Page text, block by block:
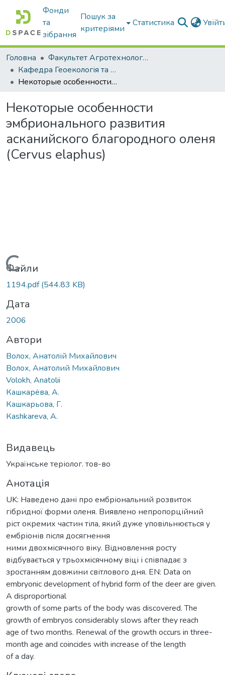
Фонди
та
зібрання
Пошук за
критеріями
Статистика
Головна
Факультет Агротехнологій та екології
Кафедра Геоекологія та землеустрій
Некоторые особенности эмбрионального развития асканийского благородного оленя (Cervus elaphus)
Некоторые особенности
эмбрионального развития
асканийского благородного оленя
(Cervus elaphus)
Вантажиться...
Файли
1194.pdf(544.83 KB)
Дата
2006
Автори
Волох, Анатолій Михайлович
Волох, Анатолий Михайлович
Volokh, Anatolii
Кашкарёва, А.
Кашкарьова, Г.
Каshkareva, А.
Видавець
Українське теріолог. тов-во
Анотація
UK: Наведено дані про ембріональний розвиток
гібридної форми оленя. Виявлено непропорційний
ріст окремих частин тіла, який дуже уповільнюється у
ембріонів після досягнення
ними двохмісячного віку. Відновлення росту
відбувається у трьохмісячному віці і співпадає з
зростанням довжини світлового дня. EN: Data on
embryonic development of hybrid form of the deer are given.
A disproportional
growth of some parts of the body was discovered. The
growth of embryos considerably slows after they reach
age of two months. Renewal of the growth occurs in three-
month age and coincides with increase of the length
of a day.